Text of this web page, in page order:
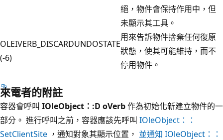
絕，物件會保持作用中，但
未顯示其工具。
OLEIVERB_DISCARDUNDOSTATE
(-6)
用來告訴物件捨棄任何復原
狀態，使其可能維持，而不
停用物件。
來電者的附註
容器會呼叫 IOleObject：:D oVerb作為初始化新建立物件的一
部分。 進行呼叫之前，容器應該先呼叫 IOleObject：：
SetClientSite ，通知對象其顯示位置， 並通知 IOleObject：：